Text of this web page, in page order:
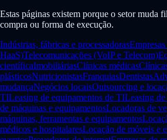
Estas páginas existem porque o setor muda
compra ou forma de execução.
Indústrias, fábricas e processadoras
HaaS)Telecomunicações (VoIP e Telecom)
científicaImobiliáriasClínicas médicas
plásticosNutricionistasFranquiasDentistas
mudançaNegócios locaisOutsourcing e
TILeasing de equipamentos de TILeasing
de máquinas e equipamentosLocadoras de
máquinas, ferramentas e equipamentos
médicos e hospitalaresLocação de móveis e